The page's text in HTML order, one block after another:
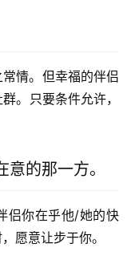
情。但幸福的伴侣
。只要条件允许，
的那一方。
侣你在乎他/她的快
愿意让步于你。